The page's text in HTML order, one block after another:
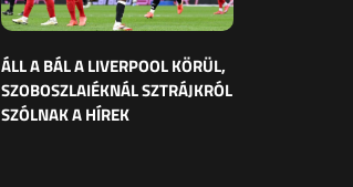
ÁLL A BÁL A LIVERPOOL KÖRÜL,
SZOBOSZLAIÉKNÁL SZTRÁJKRÓL
SZÓLNAK A HÍREK